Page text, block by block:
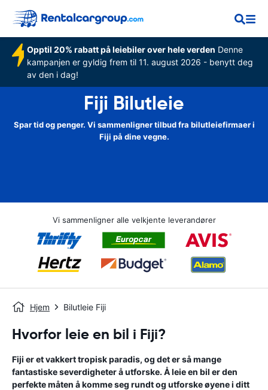
Opptil 20% rabatt på leiebiler over hele verden Denne
kampanjen er gyldig frem til 11. august 2026 - benytt deg
av den i dag!
Fiji Bilutleie
Spar tid og penger. Vi sammenligner tilbud fra bilutleiefirmaer i
Fiji på dine vegne.
Vi sammenligner alle velkjente leverandører
Hjem Bilutleie Fiji
Hvorfor leie en bil i Fiji?
Fiji er et vakkert tropisk paradis, og det er så mange
fantastiske severdigheter å utforske. Å leie en bil er den
perfekte måten å komme seg rundt og utforske øyene i ditt